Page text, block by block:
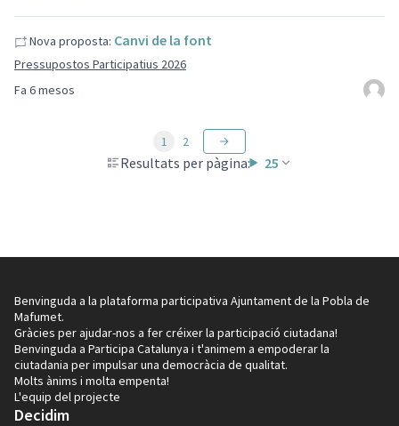
Fa 6 mesos
Nova proposta: Canvi de la font
Pressupostos Participatius 2026
Resultats per pàgina: 25
1 2
Benvinguda a la plataforma participativa Ajuntament de la Pobla de
Mafumet.
Gràcies per ajudar-nos a fer créixer la participació ciutadana!
Benvinguda a Participa Catalunya i t'animem a empoderar la
ciutadania per impulsar una democràcia de qualitat.
Molts ànims i molta empenta!
L'equip del projecte
Decidim